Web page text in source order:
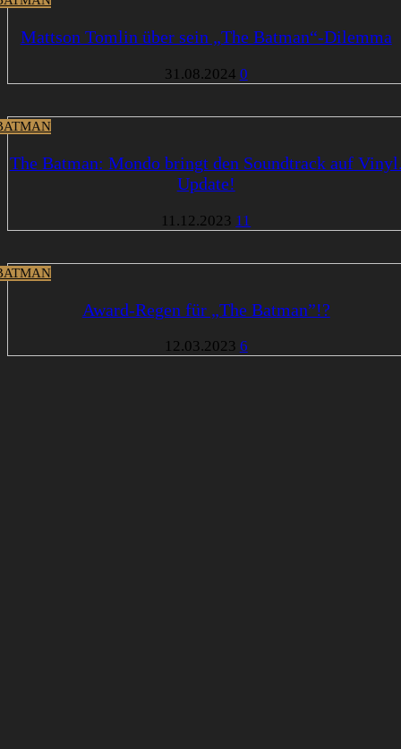
Mattson Tomlin über sein „The Batman“-Dilemma
31.08.2024 0
The Batman: Mondo bringt den Soundtrack auf
Update!
11.12.2023 11
Award-Regen für „The Batman”!?
12.03.2023 6